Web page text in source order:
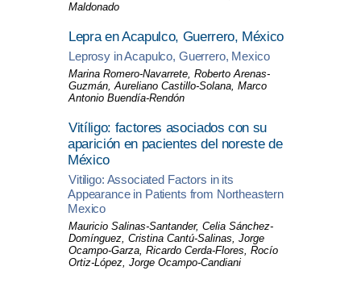
Maldonado
Lepra en Acapulco, Guerrero, México
Leprosy in Acapulco, Guerrero, Mexico
Marina Romero-Navarrete, Roberto Arenas-
Guzmán, Aureliano Castillo-Solana, Marco
Antonio Buendía-Rendón
Vitíligo: factores asociados con su
aparición en pacientes del noreste de
México
Vitiligo: Associated Factors in its
Appearance in Patients from Northeastern
Mexico
Mauricio Salinas-Santander, Celia Sánchez-
Domínguez, Cristina Cantú-Salinas, Jorge
Ocampo-Garza, Ricardo Cerda-Flores, Rocío
Ortiz-López, Jorge Ocampo-Candiani